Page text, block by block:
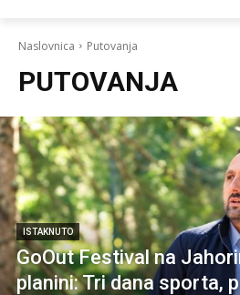
Naslovnica Putovanja
PUTOVANJA
ISTAKNUTO
GoOut Festival na
planini: Tri dana sporta,